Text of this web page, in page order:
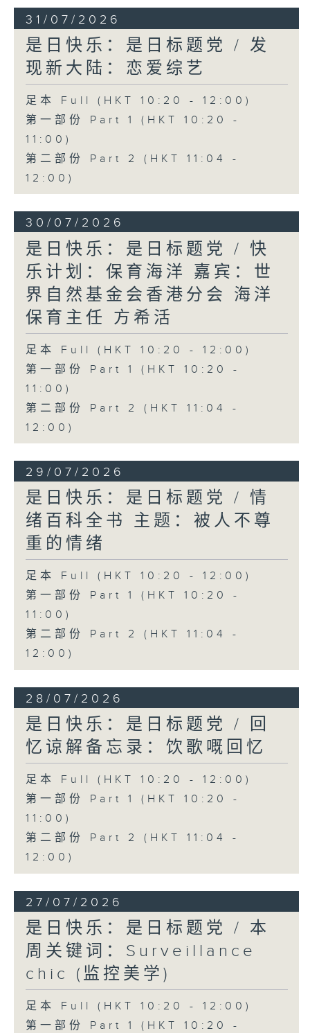
31/07/2026
是日快乐：是日标题党 / 发
现新大陆：恋爱综艺
足本 Full (HKT 10:20 - 12:00)
第一部份 Part 1 (HKT 10:20 -
11:00)
第二部份 Part 2 (HKT 11:04 -
12:00)
30/07/2026
是日快乐：是日标题党 / 快
乐计划：保育海洋 嘉宾：世
界自然基金会香港分会 海洋
保育主任 方希活
足本 Full (HKT 10:20 - 12:00)
第一部份 Part 1 (HKT 10:20 -
11:00)
第二部份 Part 2 (HKT 11:04 -
12:00)
29/07/2026
是日快乐：是日标题党 / 情
绪百科全书 主题：被人不尊
重的情绪
足本 Full (HKT 10:20 - 12:00)
第一部份 Part 1 (HKT 10:20 -
11:00)
第二部份 Part 2 (HKT 11:04 -
12:00)
28/07/2026
是日快乐：是日标题党 / 回
忆谅解备忘录：饮歌嘅回忆
足本 Full (HKT 10:20 - 12:00)
第一部份 Part 1 (HKT 10:20 -
11:00)
第二部份 Part 2 (HKT 11:04 -
12:00)
27/07/2026
是日快乐：是日标题党 / 本
周关键词：Surveillance
chic (监控美学)
足本 Full (HKT 10:20 - 12:00)
第一部份 Part 1 (HKT 10:20 -